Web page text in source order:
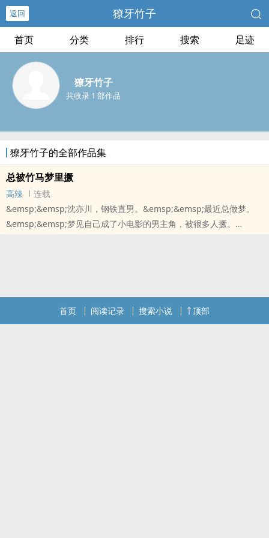
返回 獠牙竹子
首页 分类 排行 搜索 足迹
獠牙竹子
共收录 1 部作品
獠牙竹子的全部作品集
总被竹马梦里撅
高辣
连载
&emsp;&emsp;沈亦川，钢铁直男。&emsp;&emsp;最近总做梦。
&emsp;&emsp;梦见自己成了小电影的男主角，被很多人撅。
忘记向您QQ群和微博里的朋友推荐哦！
首页
阅读记录 搜索小说 顶部